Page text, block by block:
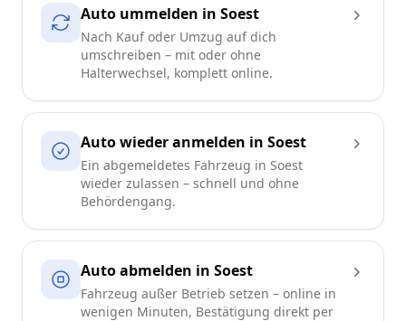
Auto ummelden in Soest
Nach Kauf oder Umzug auf dich
umschreiben – mit oder ohne
Halterwechsel, komplett online.
Auto wieder anmelden in Soest
Ein abgemeldetes Fahrzeug in Soest
wieder zulassen – schnell und ohne
Behördengang.
Auto abmelden in Soest
Fahrzeug außer Betrieb setzen – online in
wenigen Minuten, Bestätigung direkt per